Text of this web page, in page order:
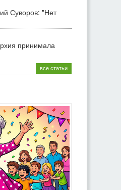
Суворов: "Нет
принимала
все статьи